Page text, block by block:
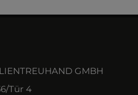
GMBH
Tür 4